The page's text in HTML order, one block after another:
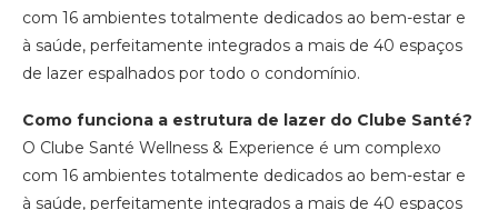
com 16 ambientes totalmente dedicados ao bem-estar e
à saúde, perfeitamente integrados a mais de 40 espaços
de lazer espalhados por todo o condomínio.
Como funciona a estrutura de lazer do Clube Santé?
O Clube Santé Wellness & Experience é um complexo
com 16 ambientes totalmente dedicados ao bem-estar e
à saúde, perfeitamente integrados a mais de 40 espaços